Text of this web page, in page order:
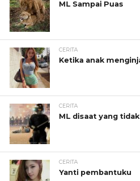
ML Sampai Puas
CERITA
Ketika anak
CERITA
ML disaat yang
CERITA
Yanti pembantuku